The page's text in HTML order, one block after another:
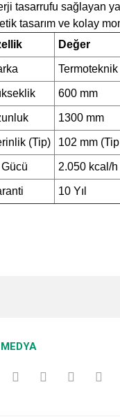
tasarrufu sağlayan
tasarım ve kolay
Değer
Termoteknik
600 mm
1300 mm
(Tip) 102 mm
Gücü 2.050 kcal/h
10 Yıl
açıklamasında eksik bilgiler